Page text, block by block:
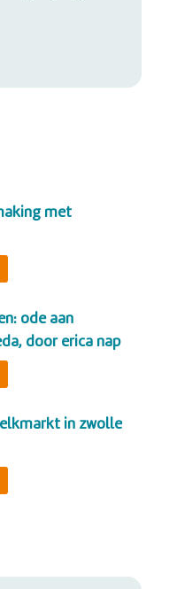
door erica nap
in zwolle